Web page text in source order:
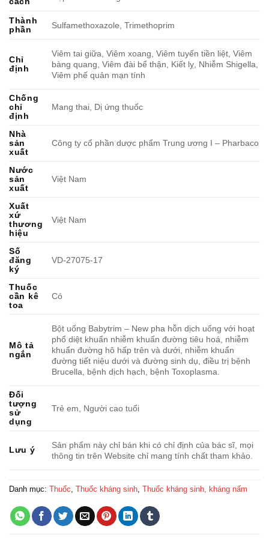
Thành
phần
Sulfamethoxazole, Trimethoprim
Chỉ
định
Viêm tai giữa, Viêm xoang, Viêm tuyến tiền liệt, Viêm
bàng quang, Viêm đài bể thận, Kiết lỵ, Nhiễm Shigella,
Viêm phế quản mạn tính
Chống
chỉ
định
Mang thai, Dị ứng thuốc
Nhà
sản
xuất
Công ty cổ phần dược phẩm Trung ương I – Pharbaco
Nước
sản
xuất
Việt Nam
Xuất
xứ
thương
hiệu
Việt Nam
Số
đăng
ký
VD-27075-17
Thuốc
cần kê
toa
Có
Mô tả
ngắn
Bột uống Babytrim – New pha hỗn dịch uống với hoạt
phổ diệt khuẩn nhiễm khuẩn đường tiêu hoá, nhiễm
khuẩn đường hô hấp trên và dưới, nhiễm khuẩn
đường tiết niệu dưới và đường sinh dụ, điều trị bệnh
Brucella, bệnh dịch hạch, bệnh Toxoplasma.
Đối
tượng
sử
dụng
Trẻ em, Người cao tuổi
Lưu ý
Sản phẩm này chỉ bán khi có chỉ định của bác sĩ, mọi
thông tin trên Website chỉ mang tính chất tham khảo.
Danh mục: Thuốc, Thuốc kháng sinh, Thuốc kháng sinh, kháng nấm